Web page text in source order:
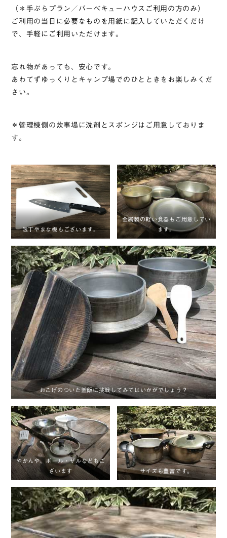
（＊手ぶらプラン／バーベキューハウスご利用の方のみ）
ご利用の当日に必要なものを用紙に記入していただくだけ
で、手軽にご利用いただけます。
忘れ物があっても、安心です。
あわてずゆっくりとキャンプ場でのひとときをお楽しみくだ
さい。
＊管理棟側の炊事場に洗剤とスポンジはご用意しておりま
す。
包丁やまな板もございます。
金属製の軽い食器もご用意してい
ます。
おこげのついた釜飯に挑戦してみてはいかがでしょう？
やかんや、ボール・ザルなどもご
ざいます
サイズも豊富です。